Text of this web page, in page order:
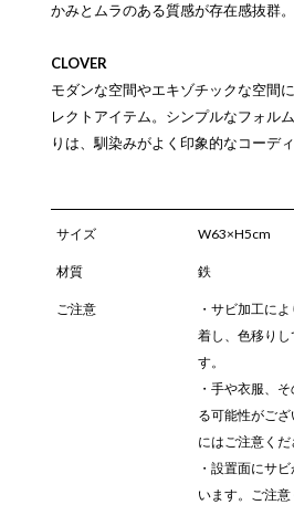
かみとムラのある質感が存在感抜群。
CLOVER
モダンな空間やエキゾチックな空間
レクトアイテム。シンプルなフォル
りは、馴染みがよく印象的なコーデ
サイズ W63×H5cm
材質 鉄
ご注意
・サビ加工に
着し、色移りし
す。
・手や衣服、
る可能性がご
にはご注意くだ
・設置面にサ
います。ご注意